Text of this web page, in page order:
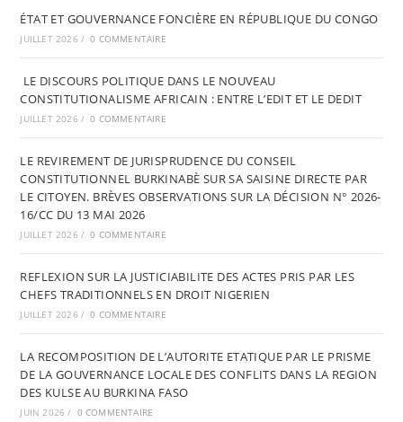
ÉTAT ET GOUVERNANCE FONCIÈRE EN RÉPUBLIQUE DU CONGO
JUILLET 2026 / 0 COMMENTAIRE
LE DISCOURS POLITIQUE DANS LE NOUVEAU
CONSTITUTIONALISME AFRICAIN : ENTRE L’EDIT ET LE DEDIT
JUILLET 2026 / 0 COMMENTAIRE
LE REVIREMENT DE JURISPRUDENCE DU CONSEIL
CONSTITUTIONNEL BURKINABÈ SUR SA SAISINE DIRECTE PAR
LE CITOYEN. BRÈVES OBSERVATIONS SUR LA DÉCISION N° 2026-
16/CC DU 13 MAI 2026
JUILLET 2026 / 0 COMMENTAIRE
REFLEXION SUR LA JUSTICIABILITE DES ACTES PRIS PAR LES
CHEFS TRADITIONNELS EN DROIT NIGERIEN
JUILLET 2026 / 0 COMMENTAIRE
LA RECOMPOSITION DE L’AUTORITE ETATIQUE PAR LE PRISME
DE LA GOUVERNANCE LOCALE DES CONFLITS DANS LA REGION
DES KULSE AU BURKINA FASO
JUIN 2026 / 0 COMMENTAIRE